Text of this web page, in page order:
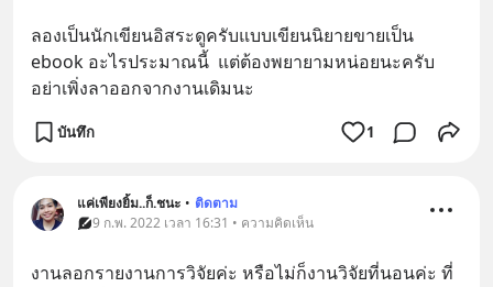
ลองเป็นนักเขียนอิสระดูครับแบบเขียนนิยายขายเป็น
ebook อะไรประมาณนี้  แต่ต้องพยายามหน่อยนะครับ
อย่าเพิ่งลาออกจากงานเดิมนะ
บันทึก 1
แค่เพียงยิ้ม..ก็.ชนะ • ติดตาม
9 ก.พ. 2022 เวลา 16:31 • ความคิดเห็น
งานลอกรายงานการวิจัยค่ะ หรือไม่ก็งานวิจัยที่นอนค่ะ ที่